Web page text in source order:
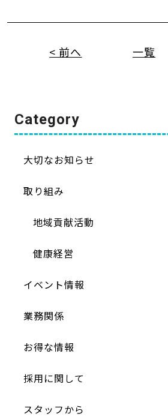
< 前へ 一覧
Category
大切なお知らせ
取り組み
地域貢献活動
健康経営
イベント情報
業務関係
お得な情報
採用に関して
スタッフから